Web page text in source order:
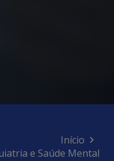
Início
e Saúde Mental